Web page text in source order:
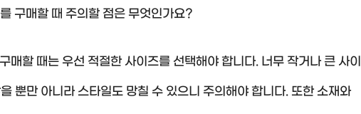
구매할 때 주의할 점은 무엇인가요?
매할 때는 우선 적절한 사이즈를 선택해야 합니다. 너무 작거나 큰 사이
뿐만 아니라 스타일도 망칠 수 있으니 주의해야 합니다. 또한 소재와